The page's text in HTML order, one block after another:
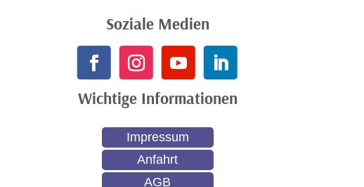
Soziale Medien
Wichtige Informationen
Impressum
Anfahrt
AGB